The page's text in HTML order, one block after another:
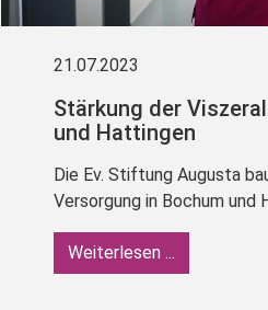
21.07.2023
Stärkung der
und Hattingen
Die Ev. Stiftung Augusta
Versorgung in Bochum und
Weiterlesen ...